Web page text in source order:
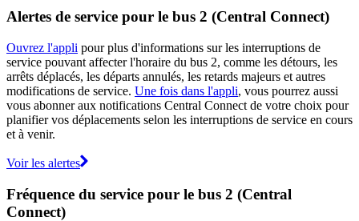
Alertes de service pour le bus 2 (Central Connect)
Ouvrez l'appli pour plus d'informations sur les interruptions de
service pouvant affecter l'horaire du bus 2, comme les détours, les
arrêts déplacés, les départs annulés, les retards majeurs et autres
modifications de service. Une fois dans l'appli, vous pourrez aussi
vous abonner aux notifications Central Connect de votre choix pour
planifier vos déplacements selon les interruptions de service en cours
et à venir.
Voir les alertes
Fréquence du service pour le bus 2 (Central
Connect)